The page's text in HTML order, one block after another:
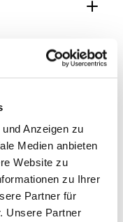
Anzeigen zu
Medien anbieten
Website zu
zu Ihrer
Partner für
Unsere Partner
am Main
9.9., 10.9. und
statt.